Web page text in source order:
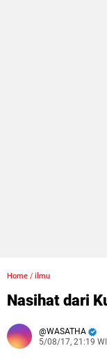
Home / ilmu
Nasihat dari
WASATHA
5/08/17, 21:19